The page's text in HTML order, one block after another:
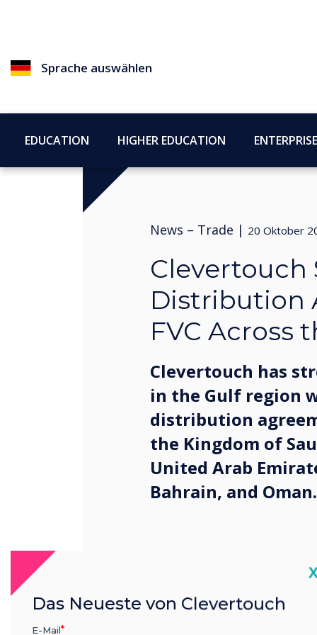
Sprache auswählen
EDUCATION HIGHER EDUCATION ENTERPRISE
News – Trade | 20 Oktober
Clevertouch
Distribution
FVC Across
Clevertouch has
in the Gulf region
distribution
the Kingdom of
United Arab
Bahrain, and Oman.
The partnership marks a
ongoing growth strategy
cutting-edge
Das Neueste von Clevertouch
E-Mail